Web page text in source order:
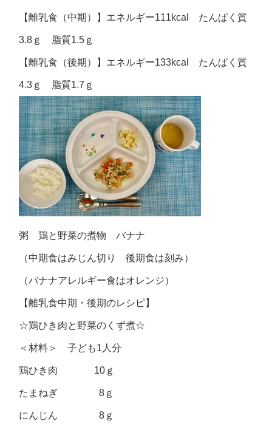
【離乳食（中期）】エネルギー111kcal たんぱく質
3.8ｇ 脂質1.5ｇ
【離乳食（後期）】エネルギー133kcal たんぱく質
4.3ｇ 脂質1.7ｇ
粥 鶏と野菜の煮物 バナナ
（中期食はみじん切り 後期食は刻み）
（バナナアレルギー食はオレンジ）
【離乳食中期・後期のレシピ】
☆鶏ひき肉と野菜のくず煮☆
＜材料＞ 子ども1人分
鶏ひき肉 10ｇ
たまねぎ 8ｇ
にんじん 8ｇ